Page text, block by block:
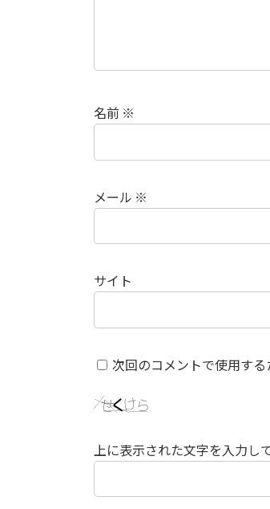
名前 ※
メール ※
サイト
次回のコメントで使用す
上に表示された文字を入力し